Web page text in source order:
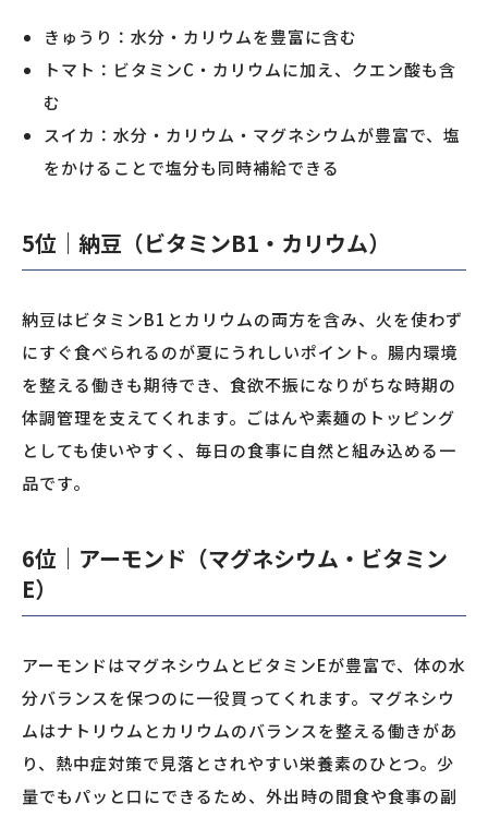
きゅうり：水分・カリウムを豊富に含む
トマト：ビタミンC・カリウムに加え、クエン酸も含
む
スイカ：水分・カリウム・マグネシウムが豊富で、塩
をかけることで塩分も同時補給できる
5位｜納豆（ビタミンB1・カリウム）
納豆はビタミンB1とカリウムの両方を含み、火を使わず
にすぐ食べられるのが夏にうれしいポイント。腸内環境
を整える働きも期待でき、食欲不振になりがちな時期の
体調管理を支えてくれます。ごはんや素麺のトッピング
としても使いやすく、毎日の食事に自然と組み込める一
品です。
6位｜アーモンド（マグネシウム・ビタミン
E）
アーモンドはマグネシウムとビタミンEが豊富で、体の水
分バランスを保つのに一役買ってくれます。マグネシウ
ムはナトリウムとカリウムのバランスを整える働きがあ
り、熱中症対策で見落とされやすい栄養素のひとつ。少
量でもパッと口にできるため、外出時の間食や食事の副